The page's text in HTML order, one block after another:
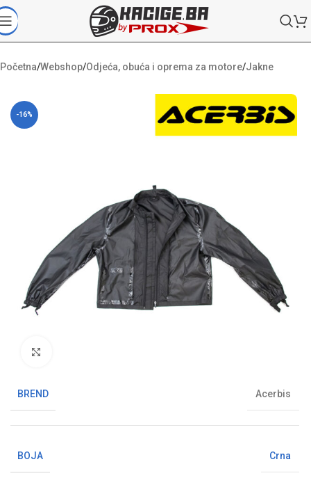
Početna/Webshop/Odjeća, obuća i oprema za motore/Jakne
-16%
BREND Acerbis
BOJA Crna